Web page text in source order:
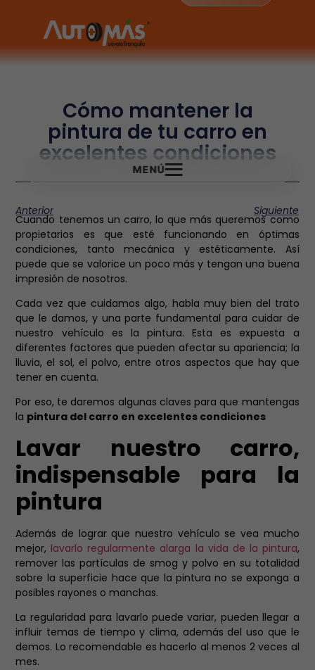
Cómo mantener la
pintura de tu carro en
excelentes condiciones
Cuando tenemos un carro, lo que más queremos como
propietarios es que esté funcionando en óptimas
condiciones, tanto mecánica y estéticamente. Así
puede que se valorice un poco más y tengan una buena
impresión de nosotros.
Cada vez que cuidamos algo, habla muy bien del trato
que le damos, y una parte fundamental para cuidar de
nuestro vehículo es la pintura. Esta es expuesta a
diferentes factores que pueden afectar su apariencia; la
lluvia, el sol, el polvo, entre otros aspectos que hay que
tener en cuenta.
Por eso, te daremos algunas claves para que mantengas
la pintura del carro en excelentes condiciones
Lavar nuestro carro,
indispensable para la
pintura
Además de lograr que nuestro vehículo se vea mucho
mejor, lavarlo regularmente alarga la vida de la pintura,
remover las partículas de smog y polvo en su totalidad
sobre la superficie hace que la pintura no se exponga a
posibles rayones o manchas.
La regularidad para lavarlo puede variar, pueden llegar a
influir temas de tiempo y clima, además del uso que le
demos. Lo recomendable es hacerlo al menos 2 veces al
mes.
Anterior Siguiente
MENÚ